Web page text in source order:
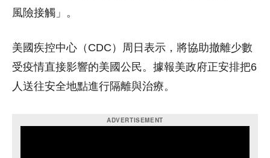
風險接觸」。
美國疾控中心（CDC）周日表示，將協助撤離少數
受疫情直接影響的美國公民。據報美政府正安排把6
人送往安全地點進行隔離與治療。